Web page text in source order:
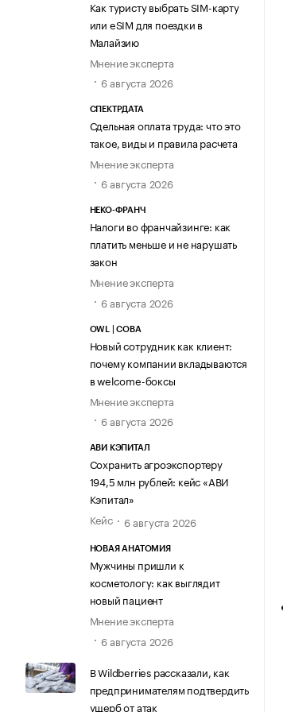
Как туристу выбрать SIM-карту
или eSIM для поездки в
Малайзию
Мнение эксперта
6 августа 2026
СПЕКТРДАТА
Сдельная оплата труда: что это
такое, виды и правила расчета
Мнение эксперта
6 августа 2026
НЕКО-ФРАНЧ
Налоги во франчайзинге: как
платить меньше и не нарушать
закон
Мнение эксперта
6 августа 2026
OWL | СОВА
Новый сотрудник как клиент:
почему компании вкладываются
в welcome-боксы
Мнение эксперта
6 августа 2026
АВИ КЭПИТАЛ
Сохранить агроэкспортеру
194,5 млн рублей: кейс «АВИ
Кэпитал»
Кейс
6 августа 2026
НОВАЯ АНАТОМИЯ
Мужчины пришли к
косметологу: как выглядит
новый пациент
Мнение эксперта
6 августа 2026
В Wildberries рассказали, как
предпринимателям подтвердить
ущерб от атак